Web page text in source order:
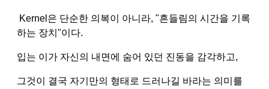
Kernel은 단순한 의복이 아니라, "흔들림의 시간을 기록
하는 장치"이다.
입는 이가 자신의 내면에 숨어 있던 진동을 감각하고,
그것이 결국 자기만의 형태로 드러나길 바라는 의미를